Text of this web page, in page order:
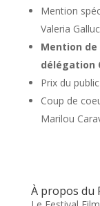
Mention
Valeria
Mention de
délégation
Prix du
Coup de
Marilou
À propos du